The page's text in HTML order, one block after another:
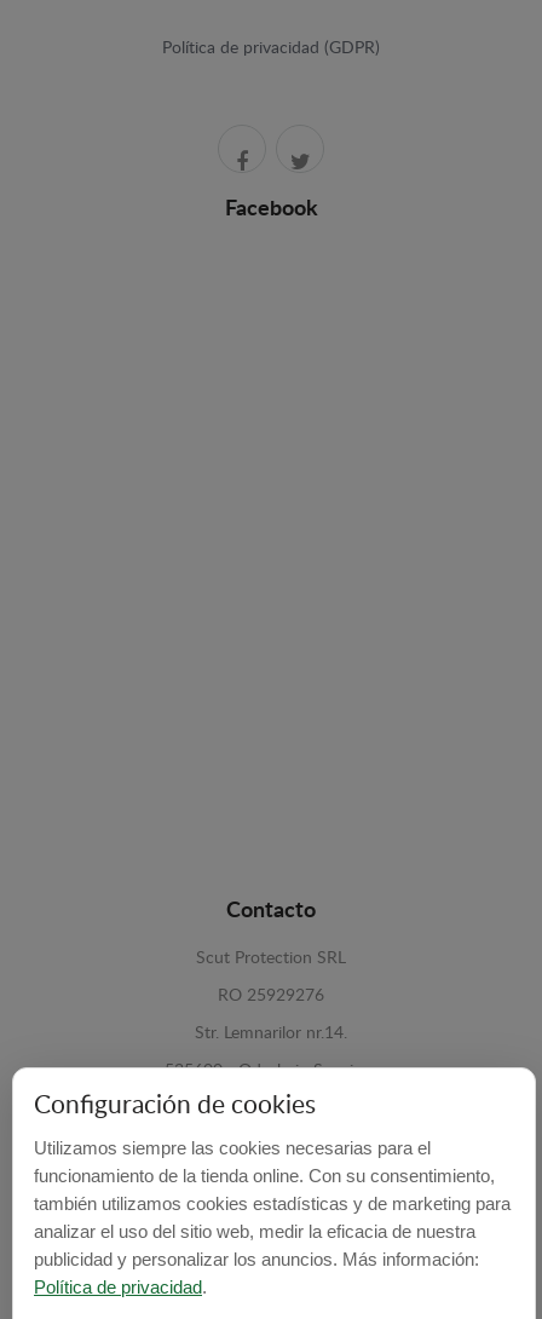
Política de privacidad (GDPR)
Facebook
Contacto
Scut Protection SRL
RO 25929276
Str. Lemnarilor nr.14.
535600 - Odorheiu Secuiesc
Harghita, Romania
E-mail: info@cubrecarter.com
www.cubrecarter.com
Configuración de cookies
Utilizamos siempre las cookies necesarias para el
funcionamiento de la tienda online. Con su consentimiento,
también utilizamos cookies estadísticas y de marketing para
analizar el uso del sitio web, medir la eficacia de nuestra
publicidad y personalizar los anuncios. Más información:
Política de privacidad.